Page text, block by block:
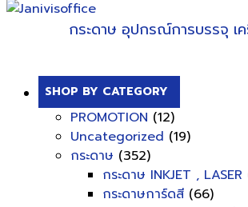
กระดาษ อุปกรณ์การบรรจุ เ
SHOP BY CATEGORY
PROMOTION (12)
Uncategorized (19)
กระดาษ (352)
กระดาษ INKJET , LASER
กระดาษการ์ดสี (66)